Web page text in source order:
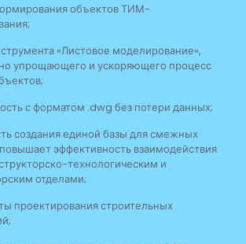
объектов ТИМ-
«Листовое моделирование»,
упрощающего и ускоряющего процесс
с форматом .dwg без потери данных;
создания единой базы для смежных
эффективность взаимодействия
технологическим и
отделами;
проектирования строительных